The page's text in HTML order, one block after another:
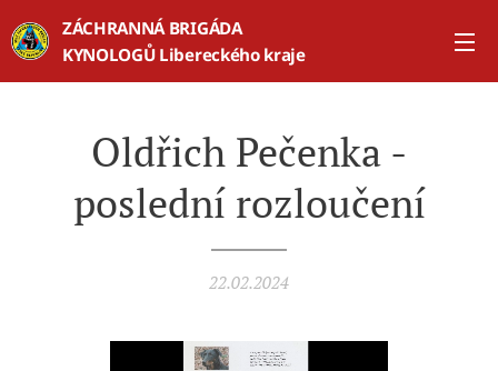
ZÁCHRANNÁ BRIGÁDA
KYNOLOGŮ Libereckého kraje
Oldřich Pečenka -
poslední rozloučení
22.02.2024